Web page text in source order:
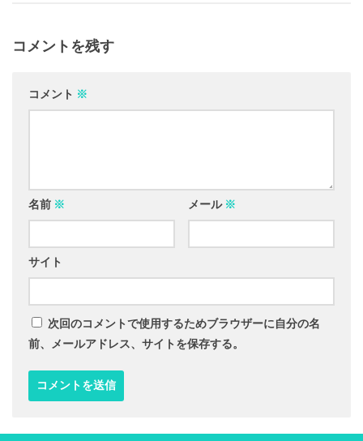
コメントを残す
コメント ※
名前 ※ メール ※
サイト
次回のコメントで使用するためブラウザーに自分の名
前、メールアドレス、サイトを保存する。